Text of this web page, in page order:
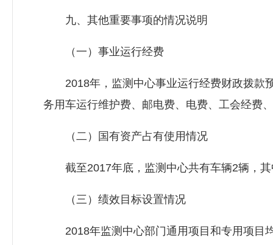
九、其他重要事项的情况说明
（一）事业运行经费
2018年，监测中心事业运行经费财政拨款预
务用车运行维护费、邮电费、电费、工会经费
（二）国有资产占有使用情况
截至2017年底，监测中心共有车辆2辆，其
（三）绩效目标设置情况
2018年监测中心部门通用项目和专用项目